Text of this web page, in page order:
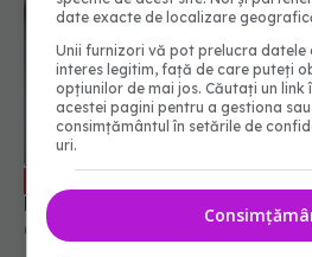
România sunt depistate în
01 oct 2025, 09:33
date exacte de localizare
Unii furnizori vă pot prelucra datele
interes legitim, față de care puteți
opțiunilor de mai jos. Căutați un link
acestei pagini pentru a gestiona
consimțământul în setările de
uri.